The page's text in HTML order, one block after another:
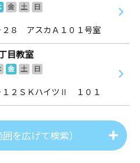
金 土
日
２８ アスカＡ１０１号室
目教室
金 土
日
１２ＳＫハイツⅡ １０１
を広げて検索）